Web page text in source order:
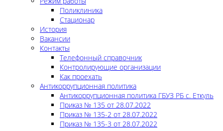
Поликлиника
Стационар
История
Вакансии
Контакты
Телефонный справочник
Контролирующие организации
Как проехать
Антикоррупционная политика
Антикоррупционная политика ГБУЗ РБ с. Еткуль
Приказ № 135 от 28.07.2022
Приказ № 135-2 от 28.07.2022
Приказ № 135-3 от 28.07.2022